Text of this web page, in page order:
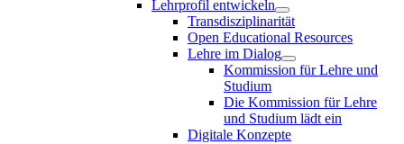
Lehrprofil entwickeln
Transdisziplinarität
Open Educational Resources
Lehre im Dialog
Kommission für Lehre und
Studium
Die Kommission für Lehre
und Studium lädt ein
Digitale Konzepte